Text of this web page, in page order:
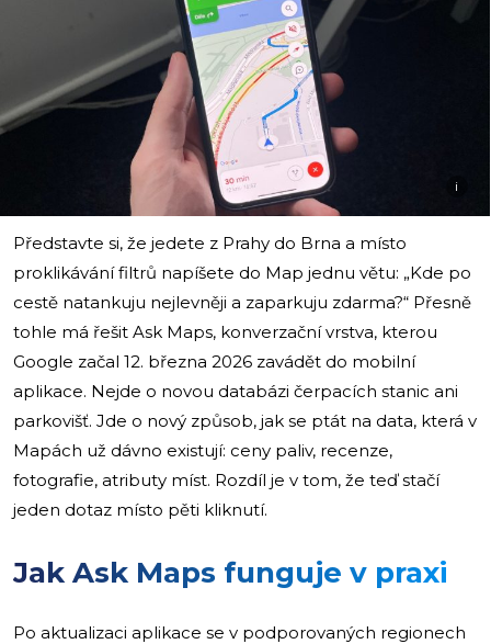
i
Představte si, že jedete z Prahy do Brna a místo
proklikávání filtrů napíšete do Map jednu větu: „Kde po
cestě natankuju nejlevněji a zaparkuju zdarma?“ Přesně
tohle má řešit Ask Maps, konverzační vrstva, kterou
Google začal 12. března 2026 zavádět do mobilní
aplikace. Nejde o novou databázi čerpacích stanic ani
parkovišť. Jde o nový způsob, jak se ptát na data, která v
Mapách už dávno existují: ceny paliv, recenze,
fotografie, atributy míst. Rozdíl je v tom, že teď stačí
jeden dotaz místo pěti kliknutí.
Jak Ask Maps funguje v praxi
Po aktualizaci aplikace se v podporovaných regionech